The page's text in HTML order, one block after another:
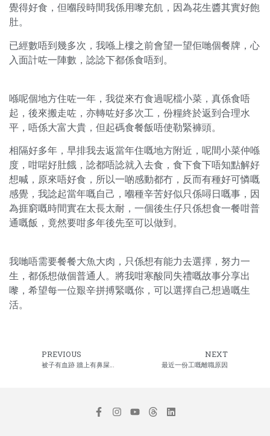
覺得好食，但嗰段時間我係用嚟充飢，因為花生醬其實好飽
肚。
已經數唔到幾多次，我喺上樓之前會望一望佢哋個餐牌，心
入面計咗一陣數，諗諗下都係食唔到。
喺呢個地方住咗一年，我從來冇食過呢檔小菜，真係食唔
起，後來搬走咗，亦轉咗好多次工，份糧終於返到合理水
平，唔係大富大貴，但起碼食餐飯唔使勒緊褲頭。
相隔好多年，早排我去返當年住嘅地方附近，呢間小菜仲喺
度，咁啱好肚餓，諗都唔諗就入去食，食下食下唔知點解好
想喊，原來唔好食，所以一啲感動都冇，反而有種好可憐嘅
感覺，我諗起當年嘅自己，嗰種辛苦好似只係噚日嘅事，因
為捱窮嘅時間實在太長太耐，一個後生仔只係想食一餐咁普
通嘅飯，竟然要咁多年後先至可以做到。
我哋唔需要餐餐大魚大肉，只係想有能力去選擇，努力一
生，都係想做個普通人。將我咁寒酸同失禮嘅故事分享出
嚟，希望每一位艱辛拼搏緊嘅你，可以選擇自己想過嘅生
活。
PREVIOUS
被子有血跡 牆上有鼻屎…
NEXT
最近一份工嘅離職原因